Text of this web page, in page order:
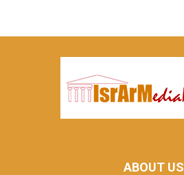
ABOUT US